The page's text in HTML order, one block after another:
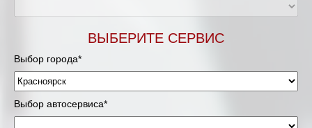
ВЫБЕРИТЕ СЕРВИС
Выбор города*
Выбор автосервиса*